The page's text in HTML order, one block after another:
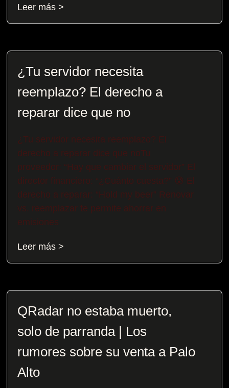
Leer más >
¿Tu servidor necesita
reemplazo? El derecho a
reparar dice que no
¿Tu servidor necesita reemplazo? El
derecho a reparar dice que noTu
proveedor: “Hay que cambiar el servidor” El
director financiero: “¿Cuánto cuesta?” 😰 El
derecho a reparar: “Hold my beer” Renovar
vs. reemplazar te permite ahorrar en
emisiones
Leer más >
QRadar no estaba muerto,
solo de parranda | Los
rumores sobre su venta a Palo
Alto